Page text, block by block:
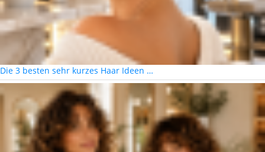
Die 3 besten sehr kurzes Haar Ideen …